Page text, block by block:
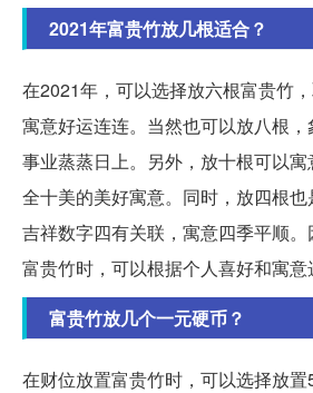
2021年富贵竹放几根适合？
在2021年，可以选择放六根富贵竹
寓意好运连连。当然也可以放八根
事业蒸蒸日上。另外，放十根可以
全十美的美好寓意。同时，放四根
吉祥数字四有关联，寓意四季平顺
富贵竹时，可以根据个人喜好和寓意
富贵竹放几个一元硬币？
在财位放置富贵竹时，可以选择放